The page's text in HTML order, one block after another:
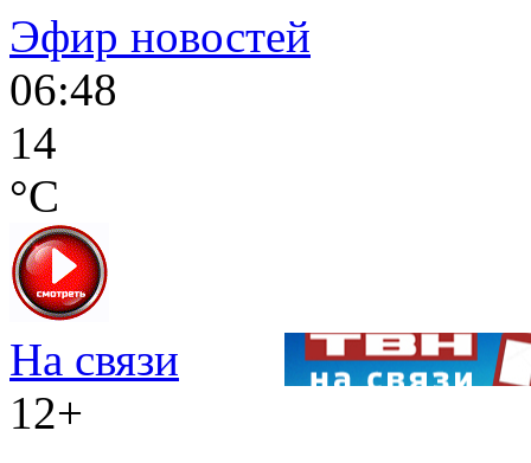
Эфир новостей
06:48
14
°C
На связи
12+